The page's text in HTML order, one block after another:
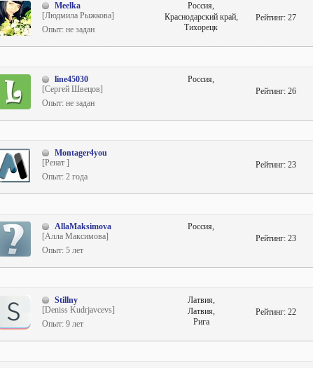
Meelka
[Людмила Рыжкова]
Опыт: не задан
Рейтинг:27
Россия,
Краснодарский край,
Тихорецк
line45030
[Сергей Швецов]
Опыт: не задан
Рейтинг:26
Россия,
Montager4you
[Ренат ]
Опыт: 2 года
Рейтинг:23
AllaMaksimova
[Алла Максимова]
Опыт: 5 лет
Рейтинг:23
Россия,
Stillny
[Deniss Kudrjavcevs]
Опыт: 9 лет
Рейтинг:22
Латвия,
Латвия,
Рига